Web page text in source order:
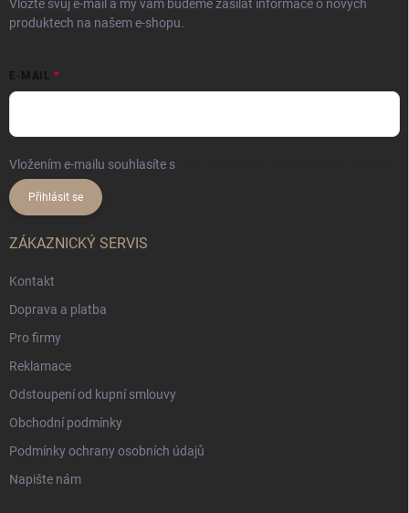
Vložte svůj e-mail a my vám budeme zasílat informace o nových
produktech na našem e-shopu.
E-MAIL
Vložením e-mailu souhlasíte s
Přihlásit se
ZÁKAZNICKÝ SERVIS
Kontakt
Doprava a platba
Pro firmy
Reklamace
Odstoupení od kupní smlouvy
Obchodní podmínky
Podmínky ochrany osobních údajů
Napište nám